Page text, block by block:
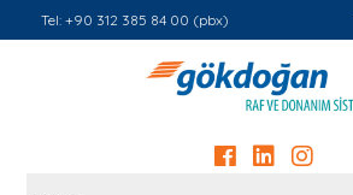
Tel: +90 312 385 84 00 (pbx)